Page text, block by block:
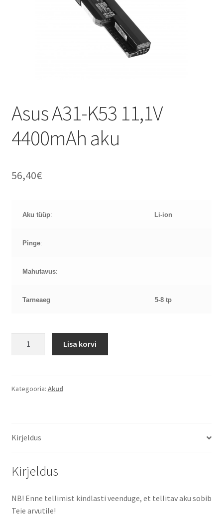
Asus A31-K53 11,1V
4400mAh aku
56,40€
Aku tüüp: Li-ion
Pinge:
Mahutavus:
Tarneaeg 5-8 tp
4400mAh
Lisa korvi
Kategooria: Akud
Kirjeldus
Kirjeldus
NB! Enne tellimist kindlasti veenduge, et tellitav aku sobib
Teie arvutile!